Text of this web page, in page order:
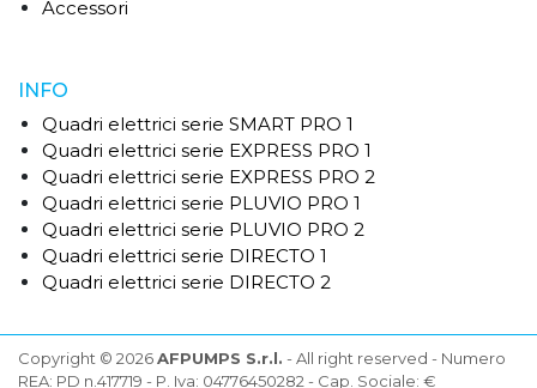
Accessori
INFO
Quadri elettrici serie SMART PRO 1
Quadri elettrici serie EXPRESS PRO 1
Quadri elettrici serie EXPRESS PRO 2
Quadri elettrici serie PLUVIO PRO 1
Quadri elettrici serie PLUVIO PRO 2
Quadri elettrici serie DIRECTO 1
Quadri elettrici serie DIRECTO 2
Copyright © 2026AFPUMPS S.r.l. - All right reserved - Numero
REA: PD n.417719 - P. Iva: 04776450282 - Cap. Sociale: €